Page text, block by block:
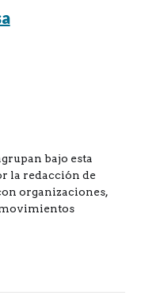
bajo esta
la redacción de
organizaciones,